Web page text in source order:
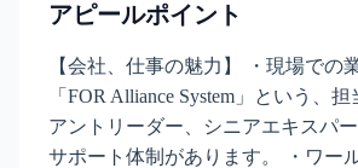
アピールポイント
【会社、仕事の魅力】 ・現場での
「FOR Alliance System」という、
アントリーダー、シニアエキスパ
サポート体制があります。 ・ワー